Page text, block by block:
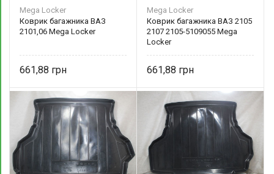
Mega Locker
Коврик багажника ВАЗ
2101,06 Mega Locker
661,88
Mega Locker
Коврик багажника ВАЗ 2105
2107 2105-5109055 Mega
Locker
661,88